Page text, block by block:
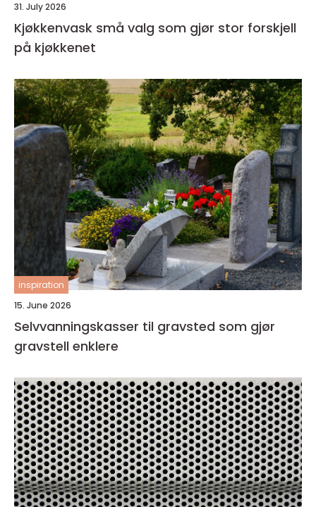
31. July 2026
Kjøkkenvask små valg som gjør stor forskjell
på kjøkkenet
inspiration
15. June 2026
Selvvanningskasser til gravsted som gjør
gravstell enklere